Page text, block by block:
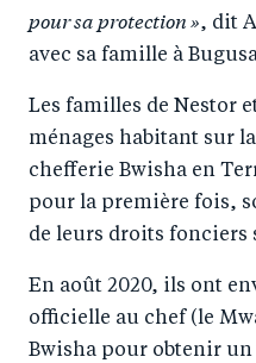
pour sa protection », dit
avec sa famille à
Les familles de Nestor
ménages habitant sur
chefferie Bwisha en
pour la première fois,
de leurs droits fonciers
En août 2020, ils ont
officielle au chef (le
Bwisha pour obtenir